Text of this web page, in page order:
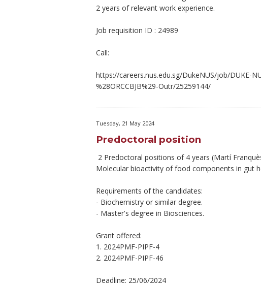
2 years of relevant work experience.
Job requisition ID : 24989
Call:
https://careers.nus.edu.sg/DukeNUS/job/DUKE-
%28ORCCBJB%29-Outr/25259144/
Tuesday, 21 May 2024
Predoctoral position
2 Predoctoral positions of 4 years (Martí
Molecular bioactivity of food components in gut
Requirements of the candidates:
- Biochemistry or similar degree.
- Master's degree in Biosciences.
Grant offered:
1. 2024PMF-PIPF-4
2. 2024PMF-PIPF-46
Deadline: 25/06/2024